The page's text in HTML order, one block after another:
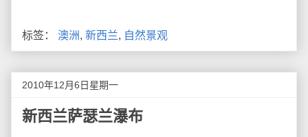
标签： 澳洲, 新西兰, 自然景观
2010年12月6日星期一
新西兰萨瑟兰瀑布